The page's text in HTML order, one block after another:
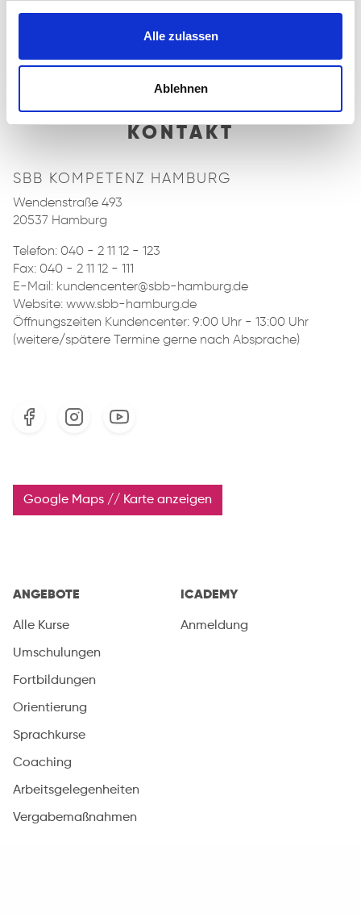
Alle zulassen
Ablehnen
Es werden auf der Website Fotos voniStockgenutzt:
Gerne geben wir Auskunft über die Urheber.
KONTAKT
SBB KOMPETENZ HAMBURG
Wendenstraße 493
20537 Hamburg
Telefon: 040 - 2 11 12 - 123
Fax: 040 - 2 11 12 - 111
E-Mail: kundencenter@sbb-hamburg.de
Website: www.sbb-hamburg.de
Öffnungszeiten Kundencenter: 9:00 Uhr - 13:00 Uhr
(weitere/spätere Termine gerne nach Absprache)
Google Maps // Karte anzeigen
ANGEBOTE
Alle Kurse
Umschulungen
Fortbildungen
Orientierung
Sprachkurse
Coaching
Arbeitsgelegenheiten
Vergabemaßnahmen
ICADEMY
Anmeldung